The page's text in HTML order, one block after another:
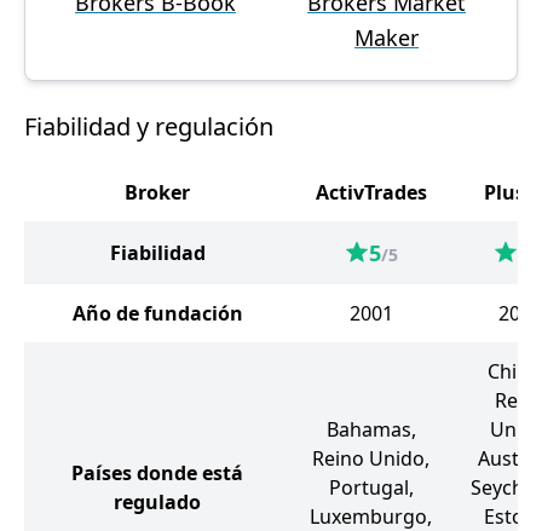
Maker
Fiabilidad y regulación
Broker ActivTrades
Fiabilidad 5/5
Año de fundación 2001 2008
Países donde está
regulado
Bahamas,
Reino Unido,
Portugal,
Luxemburgo,